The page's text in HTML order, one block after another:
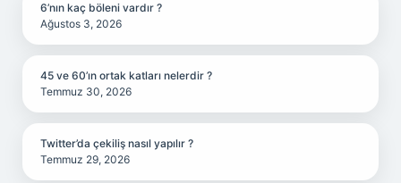
6’nın kaç böleni vardır ?
Ağustos 3, 2026
45 ve 60’ın ortak katları nelerdir ?
Temmuz 30, 2026
Twitter’da çekiliş nasıl yapılır ?
Temmuz 29, 2026